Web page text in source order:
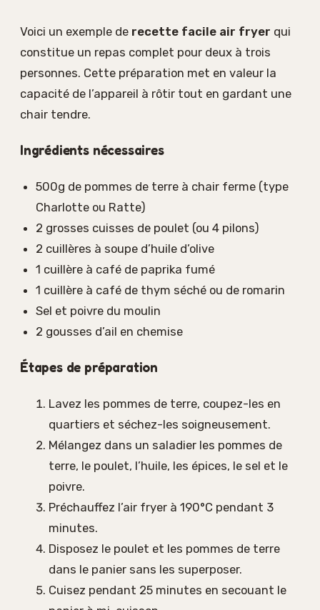
Voici un exemple de recette facile air fryer qui
constitue un repas complet pour deux à trois
personnes. Cette préparation met en valeur la
capacité de l’appareil à rôtir tout en gardant une
chair tendre.
Ingrédients nécessaires
500g de pommes de terre à chair ferme (type
Charlotte ou Ratte)
2 grosses cuisses de poulet (ou 4 pilons)
2 cuillères à soupe d’huile d’olive
1 cuillère à café de paprika fumé
1 cuillère à café de thym séché ou de romarin
Sel et poivre du moulin
2 gousses d’ail en chemise
Étapes de préparation
Lavez les pommes de terre, coupez-les en
quartiers et séchez-les soigneusement.
Mélangez dans un saladier les pommes de
terre, le poulet, l’huile, les épices, le sel et le
poivre.
Préchauffez l’air fryer à 190°C pendant 3
minutes.
Disposez le poulet et les pommes de terre
dans le panier sans les superposer.
Cuisez pendant 25 minutes en secouant le